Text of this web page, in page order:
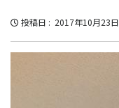
投稿日 2017年10月23日